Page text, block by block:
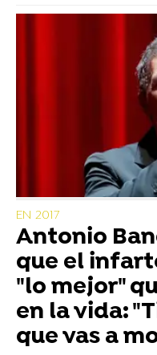
EN 2017
Antonio
que el
"lo mejor"
en la vida:
que vas a